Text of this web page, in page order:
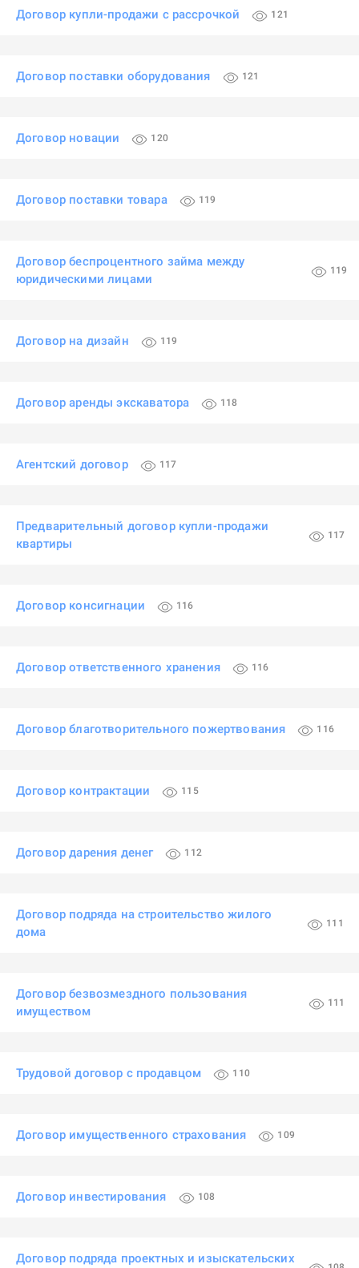
Договор купли-продажи с рассрочкой 121
Договор поставки оборудования 121
Договор новации 120
Договор поставки товара 119
Договор беспроцентного займа между
юридическими лицами
119
Договор на дизайн 119
Договор аренды экскаватора 118
Агентский договор 117
Предварительный договор купли-продажи
квартиры
117
Договор консигнации 116
Договор ответственного хранения 116
Договор благотворительного пожертвования 116
Договор контрактации 115
Договор дарения денег 112
Договор подряда на строительство жилого
дома
111
Договор безвозмездного пользования
имуществом
111
Трудовой договор с продавцом 110
Договор имущественного страхования 109
Договор инвестирования 108
Договор подряда проектных и изыскательских